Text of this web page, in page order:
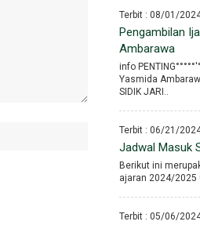
Terbit : 08/01/
Pengambilan
Ambarawa
info
Yasmida
SIDIK JARI..
Terbit : 06/21/
Jadwal Masuk
Berikut ini
ajaran 2024/2025
Terbit : 05/06/